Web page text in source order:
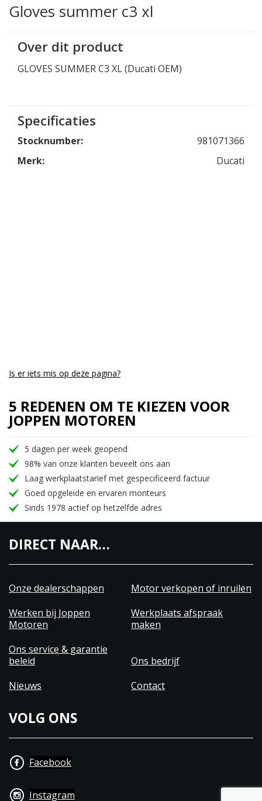
Gloves summer c3 xl
Over dit product
GLOVES SUMMER C3 XL (Ducati OEM)
Specificaties
Stocknumber:
981071366
Merk:
Ducati
Is er iets mis op deze pagina?
5 REDENEN OM TE KIEZEN VOOR
JOPPEN MOTOREN
5 dagen per week geopend
98% van onze klanten beveelt ons aan
Laag werkplaatstarief met gespecificeerd factuur
Goed opgeleide en ervaren monteurs
Sinds 1978 actief op hetzelfde adres
DIRECT NAAR…
Onze dealerschappen
Motor verkopen of inruilen
Werken bij Joppen
Motoren
Werkplaats afspraak
maken
Ons service & garantie
beleid
Ons bedrijf
Nieuws
Contact
VOLG ONS
Facebook
Instagram